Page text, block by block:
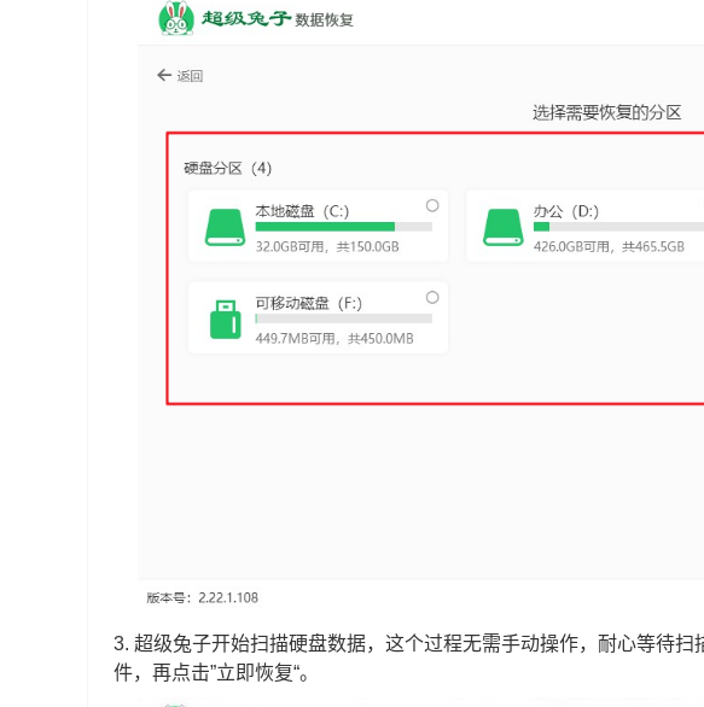
3. 超级兔子开始扫描硬盘数据，这个过程无需手动操作，耐心等待
件，再点击”立即恢复“。